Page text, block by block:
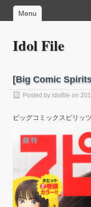
Menu
Idol File
[Big Comic
Posted by idolfile on
ビッグコミックスピリッ